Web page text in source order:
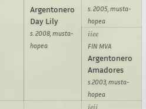
Argentonero
Day Lily
s. 2008, musta-
hopea
s. 2005, musta-
hopea
FIN MVA
Argentonero
Amadores
s.2003, musta-
hopea